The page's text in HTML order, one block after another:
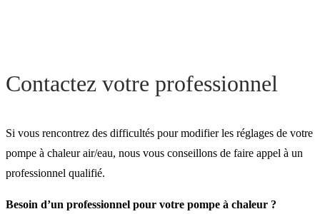
Contactez votre professionnel
Si vous rencontrez des difficultés pour modifier les réglages de votre
pompe à chaleur air/eau, nous vous conseillons de faire appel à un
professionnel qualifié.
Besoin d’un professionnel pour votre pompe à chaleur ?